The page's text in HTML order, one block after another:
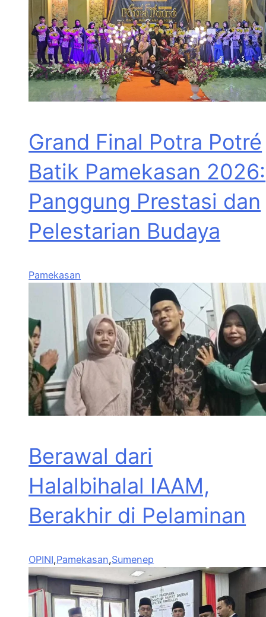
Grand Final Potra Potré
Batik Pamekasan 2026:
Panggung Prestasi dan
Pelestarian Budaya
Pamekasan
Berawal dari
Halalbihalal IAAM,
Berakhir di Pelaminan
OPINI,Pamekasan,Sumenep